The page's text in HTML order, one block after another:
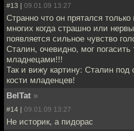
#13 | 09.01.09 13:27
Странно что он прятался
многих когда страшно или
появляется сильное чувство
Сталин, очевидно, мог погасить
младнецами!!!
Так и вижу картину: Сталин под
кости младенцев!
BelTat »
#14 | 09.01.09 13:27
Не историк, а пидорас